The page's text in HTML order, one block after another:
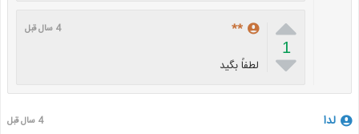

1

** 4 سال قبل
لطفاً بگید
لدا 4 سال قبل